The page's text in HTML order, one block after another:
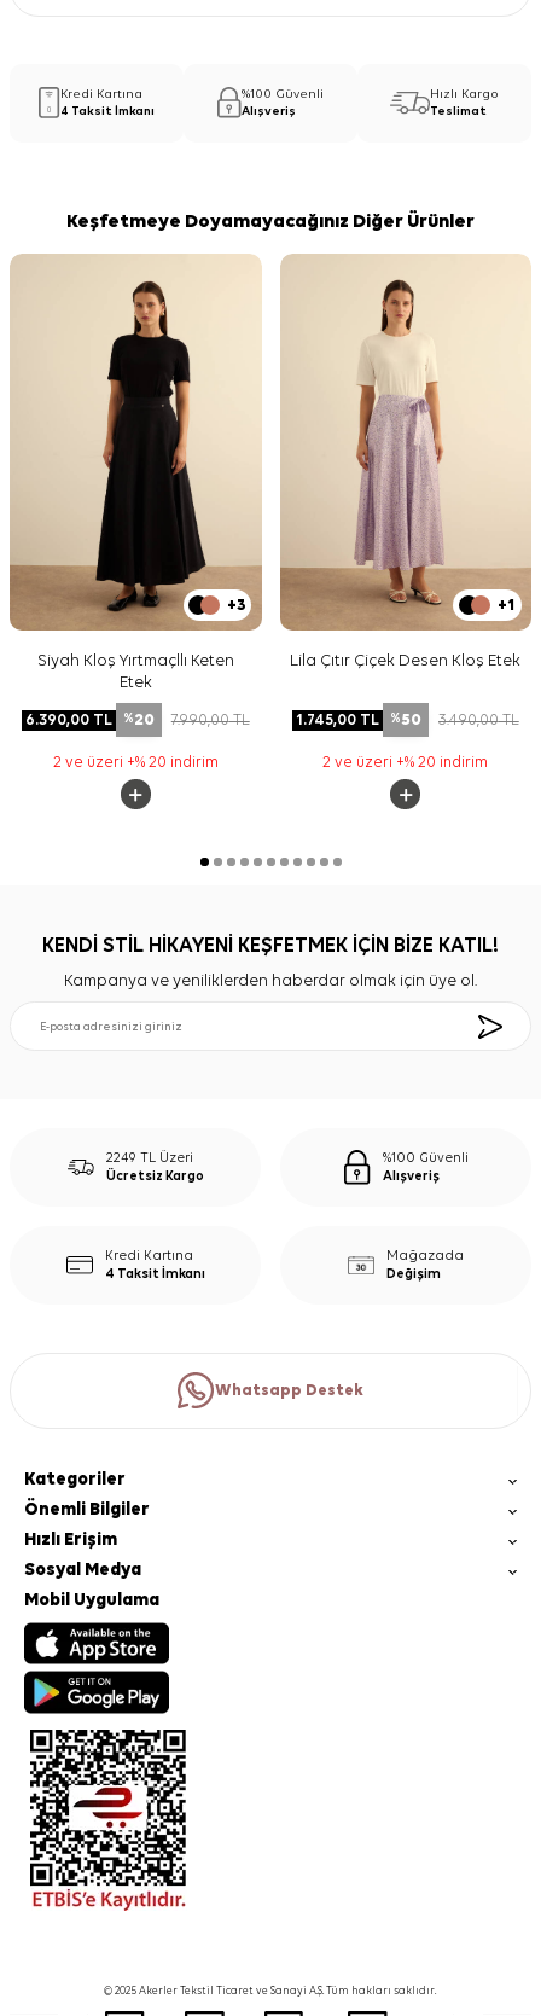
Kredi Kartına
4 Taksit İmkanı
%100 Güvenli
Alışveriş
Hızlı Kargo
Teslimat
Keşfetmeye Doyamayacağınız Diğer Ürünler
+3
Siyah Kloş Yırtmaçllı Keten
Etek
6.390,00TL %20 7.990,00TL
2 ve üzeri +% 20 indirim
+1
Lila Çıtır Çiçek Desen Kloş Etek
1.745,00TL %50 3.490,00TL
2 ve üzeri +% 20 indirim
KENDİ STİL HİKAYENİ KEŞFETMEK İÇİN BİZE KATIL!
Kampanya ve yeniliklerden haberdar olmak için üye ol.
2249 TL Üzeri
Ücretsiz Kargo
%100 Güvenli
Alışveriş
Kredi Kartına
4 Taksit İmkanı
Mağazada
Değişim
Whatsapp Destek
Kategoriler
Önemli Bilgiler
Hızlı Erişim
Sosyal Medya
Mobil Uygulama
© 2025 Akerler Tekstil Ticaret ve Sanayi A.Ş. Tüm hakları saklıdır.